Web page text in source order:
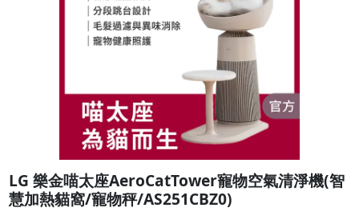
LG 樂金喵太座AeroCatTower寵物空氣清淨機(智
慧加熱貓窩/寵物秤/AS251CBZ0)